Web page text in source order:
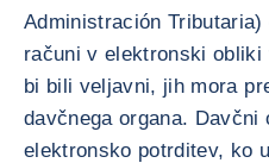
Administración
računi v elektronski
bi bili veljavni, jih mora
davčnega organa. Davčni
elektronsko potrditev, ko